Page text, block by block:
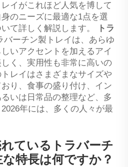
イがこれほど人気を博して
のニーズに最適な1点を選
て詳しく解説します。
トラ
バーチン製トレイは、あらゆ
いアクセントを加えるアイ
く、実用性も非常に高いの
レイはさまざまなサイズや
り、食事の盛り付け、イン
いは日常品の整理など、多
年には、多くの人々が最
ているトラバーチ
特長は何ですか？